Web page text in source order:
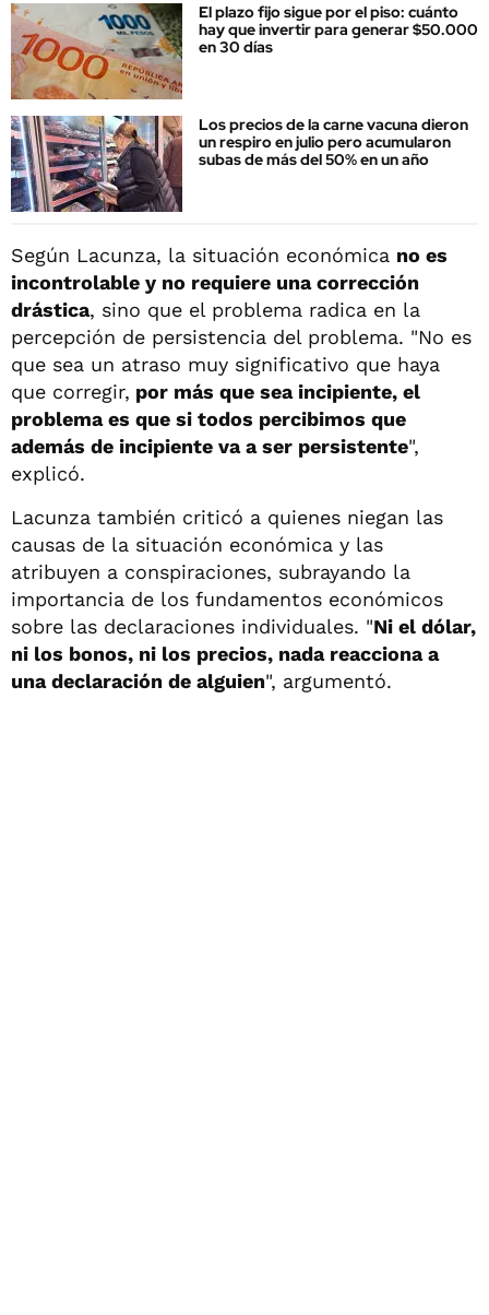
El plazo fijo sigue por el piso: cuánto
hay que invertir para generar $50.000
en 30 días
Los precios de la carne vacuna dieron
un respiro en julio pero acumularon
subas de más del 50% en un año
Según Lacunza, la situación económica no es
incontrolable y no requiere una corrección
drástica, sino que el problema radica en la
percepción de persistencia del problema. "No es
que sea un atraso muy significativo que haya
que corregir, por más que sea incipiente, el
problema es que si todos percibimos que
además de incipiente va a ser persistente",
explicó.
Lacunza también criticó a quienes niegan las
causas de la situación económica y las
atribuyen a conspiraciones, subrayando la
importancia de los fundamentos económicos
sobre las declaraciones individuales. "Ni el dólar,
ni los bonos, ni los precios, nada reacciona a
una declaración de alguien", argumentó.